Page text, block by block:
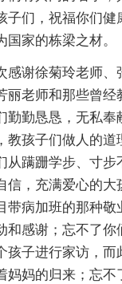
子们，祝福你们健
家的栋梁之材。
感谢徐菊玲老师、
丽老师和那些曾经
勤勤恳恳，无私奉
教孩子们做人的道
从蹒跚学步、寸步
信，充满爱心的大
带病加班的那种敬
和感谢；忘不了你
孩子进行家访，而
妈妈的归来；忘不